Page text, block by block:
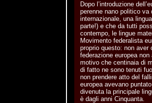
Dopo l’introduzione
perenne nano politico va
internazionale, una
parte!) e che da tutti
contempo, le lingue
Movimento federalista
proprio questo: non aver
federazione europea
motivo che centinaia di
di fatto ne sono tenuti
non prendere atto del
europea avevano
divenuta la principale
è dagli anni Cinquanta.